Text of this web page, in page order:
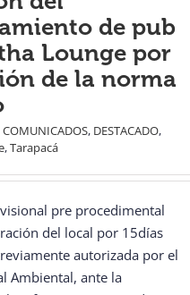
de pub
Lounge por
de la norma
COMUNICADOS, DESTACADO,
,Tarapacá
pre procedimental
del local por 15días
autorizada por el
Ambiental, ante la